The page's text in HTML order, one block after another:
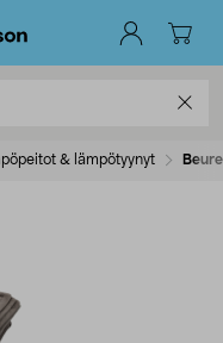
& lämpötyynyt